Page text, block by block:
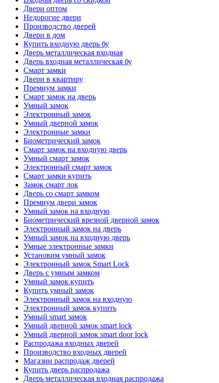
Двери оптом
Недорогие двери
Производство дверей
Двери в дом
Купить входную дверь бу
Дверь металлическая входная
Дверь входная металлическая бу
Смарт замки
Двери в квартиру
Премиум замки
Смарт замок на дверь
Умный замок
Электронный замок
Умный дверной замок
Электронные замки
Биометрический замок
Смарт замок на входную дверь
Умный смарт замок
Электронный смарт замок
Смарт замки купить
Замок смарт лок
Дверь со смарт замком
Премиум двери замок
Умный замок на входную
Биометрический врезной дверной замок
Электронный замок на дверь
Умный замок на входную дверь
Умные электронные замки
Установим умный замок
Электронный замок Smart Lock
Дверь с умным замком
Умный замок купить
Купить умный замок
Электронный замок на входную
Электронный замок купить
Умный smart замок
Умный дверной замок smart lock
Умный дверной замок smart door lock
Распродажа входных дверей
Производство входных дверей
Магазин распродаж дверей
Купить дверь распродажа
Дверь металлическая входная распродажа